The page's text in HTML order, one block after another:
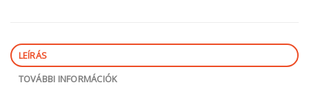
LEÍRÁS
TOVÁBBI INFORMÁCIÓK